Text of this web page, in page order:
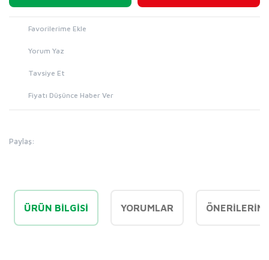
Yorum Yaz
Tavsiye Et
Fiyatı Düşünce Haber Ver
Paylaş:
ÜRÜN BILGISI YORUMLAR